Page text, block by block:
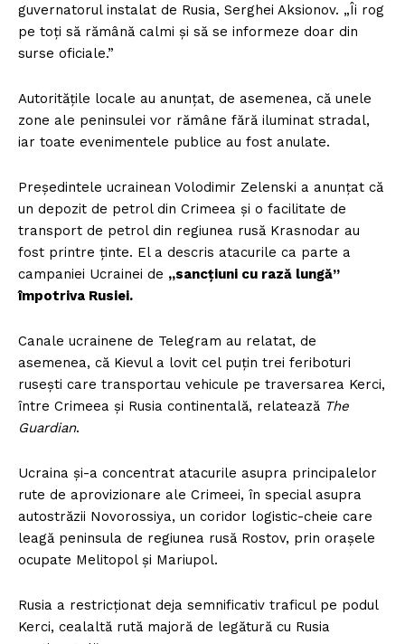
guvernatorul instalat de Rusia, Serghei Aksionov. „Îi rog
pe toți să rămână calmi și să se informeze doar din
surse oficiale.”
Autoritățile locale au anunțat, de asemenea, că unele
zone ale peninsulei vor rămâne fără iluminat stradal,
iar toate evenimentele publice au fost anulate.
Președintele ucrainean Volodimir Zelenski a anunțat că
un depozit de petrol din Crimeea și o facilitate de
transport de petrol din regiunea rusă Krasnodar au
fost printre ținte. El a descris atacurile ca parte a
campaniei Ucrainei de „sancțiuni cu rază lungă”
împotriva Rusiei.
Canale ucrainene de Telegram au relatat, de
asemenea, că Kievul a lovit cel puțin trei feriboturi
rusești care transportau vehicule pe traversarea Kerci,
între Crimeea și Rusia continentală, relatează The
Guardian.
Ucraina și-a concentrat atacurile asupra principalelor
rute de aprovizionare ale Crimeei, în special asupra
autostrăzii Novorossiya, un coridor logistic-cheie care
leagă peninsula de regiunea rusă Rostov, prin orașele
ocupate Melitopol și Mariupol.
Rusia a restricționat deja semnificativ traficul pe podul
Kerci, cealaltă rută majoră de legătură cu Rusia